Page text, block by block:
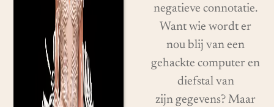
negatieve connotatie.
Want wie wordt er
nou blij van een
gehackte computer en
diefstal van
zijn gegevens? Maar